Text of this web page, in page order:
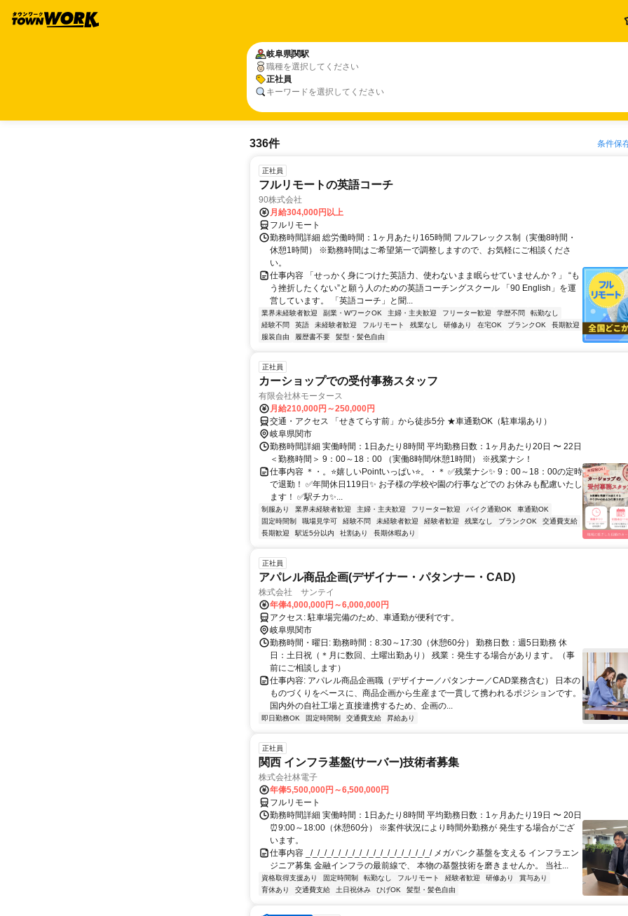
岐阜県関駅
職種を選択してください
正社員
キーワードを選択してください
336件 条件保
正社員
フルリモートの英語コーチ
90株式会社
月給304,000円以上
フルリモート
勤務時間詳細 総労働時間：1ヶ月あたり165時間 フルフレックス制（実働8時間・
休憩1時間） ※勤務時間はご希望第一で調整しますので、お気軽にご相談くださ
い。
仕事内容 「せっかく身につけた英語力、使わないまま眠らせていませんか？」 “も
う挫折したくない”と願う人のための英語コーチングスクール 「90 English」を運
営しています。 「英語コーチ」と聞...
業界未経験者歓迎 副業・WワークOK 主婦・主夫歓迎 フリーター歓迎 学歴不問
転勤なし
経験不問
英語 未経験者歓迎 フルリモート 残業なし 研修あり 在宅OK ブランクOK
長期歓迎
服装自由
履歴書不要 髪型・髪色自由
正社員
カーショップでの受付事務スタッフ
有限会社林モータース
月給210,000円～250,000円
交通・アクセス 「せきてらす前」から徒歩5分 ★車通勤OK（駐車場あり）
岐阜県関市
勤務時間詳細 実働時間：1日あたり8時間 平均勤務日数：1ヶ月あたり20日 〜 22日
＜勤務時間＞ 9：00～18：00 （実働8時間/休憩1時間） ※残業ナシ！
仕事内容 ＊・。⭐嬉しいPointいっぱい⭐。・＊ ✅残業ナシ✨ 9：00～18：00の定時
で退勤！ ✅年間休日119日✨ お子様の学校や園の行事などでの お休みも配慮いたし
ます！ ✅駅チカ✨...
制服あり 業界未経験者歓迎 主婦・主夫歓迎 フリーター歓迎 バイク通勤OK
車通勤OK
固定時間制
職場見学可 経験不問 未経験者歓迎 経験者歓迎 残業なし ブランクOK
交通費支給
長期歓迎
駅近5分以内 社割あり 長期休暇あり
正社員
アパレル商品企画(デザイナー・パタンナー・CAD)
株式会社 サンテイ
年俸4,000,000円～6,000,000円
アクセス: 駐車場完備のため、車通勤が便利です。
岐阜県関市
勤務時間・曜日: 勤務時間：8:30～17:30（休憩60分） 勤務日数：週5日勤務 休
日：土日祝（＊月に数回、土曜出勤あり） 残業：発生する場合があります。（事
前にご相談します）
仕事内容: アパレル商品企画職（デザイナー／パタンナー／CAD業務含む） 日本の
ものづくりをベースに、商品企画から生産まで一貫して携われるポジションです。
国内外の自社工場と直接連携するため、企画の...
即日勤務OK 固定時間制 交通費支給 昇給あり
正社員
関西 インフラ基盤(サーバー)技術者募集
株式会社林電子
年俸5,500,000円～6,500,000円
フルリモート
勤務時間詳細 実働時間：1日あたり8時間 平均勤務日数：1ヶ月あたり19日 〜 20日
⏰9:00～18:00（休憩60分） ※案件状況により時間外勤務が 発生する場合がござ
います。
仕事内容 _/_/_/_/_/_/_/_/_/_/_/_/_/_/_/_/_/_/ メガバンク基盤を支える インフラエン
ジニア募集 金融インフラの最前線で、 本物の基盤技術を磨きませんか。 当社...
資格取得支援あり 固定時間制 転勤なし フルリモート 経験者歓迎 研修あり
賞与あり
育休あり
交通費支給 土日祝休み ひげOK 髪型・髪色自由